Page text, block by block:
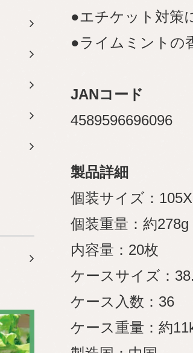
●エチケット対策
●ライムミントの
JANコード
4589596696096
製品詳細
個装サイズ：
個装重量：約278g
内容量：20枚
ケースサイズ：
ケース入数：36
ケース重量：約